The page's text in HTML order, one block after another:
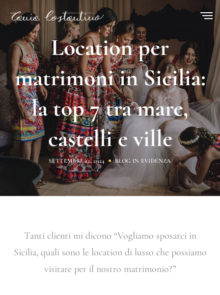
Location per
matrimoni in Sicilia:
la top 7 tra mare,
castelli e ville
SETTEMBRE 12, 2024 BLOG IN EVIDENZA
Tanti clienti mi dicono “Vogliamo sposarci in
Sicilia, quali sono le location di lusso che possiamo
visitare per il nostro matrimonio?”